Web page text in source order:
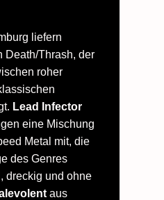
liefern
Death/Thrash, der
roher
Lead Infector
eine Mischung
Metal mit, die
des Genres
dreckig und ohne
aus